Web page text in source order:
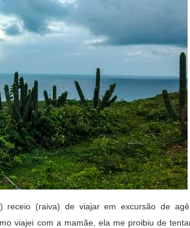
(raiva) de viajar em excursão de
viajei com a mamãe, ela me proibiu de